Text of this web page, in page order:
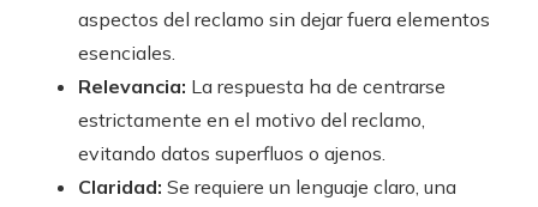
aspectos del reclamo sin dejar fuera elementos
esenciales.
Relevancia: La respuesta ha de centrarse
estrictamente en el motivo del reclamo,
evitando datos superfluos o ajenos.
Claridad: Se requiere un lenguaje claro, una